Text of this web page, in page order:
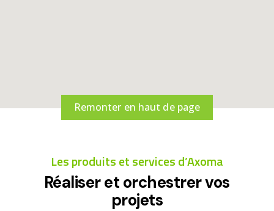
Remonter en haut de page
Les produits et services d’Axoma
Réaliser et orchestrer vos
projets